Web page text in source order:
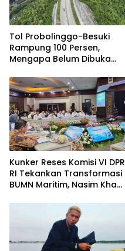
Tol Probolinggo-Besuki
Rampung 100 Persen,
Mengapa Belum Dibuka
Kunker Reses Komisi VI DPR
RI Tekankan Transformasi
BUMN Maritim, Nasim Khan
Laut